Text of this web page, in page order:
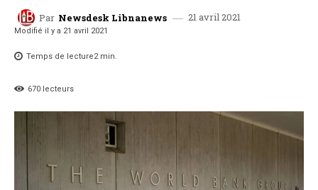
Par Newsdesk Libnanews 21 avril 2021
Modifié il y a 21 avril 2021
Temps de lecture2min.
670 lecteurs